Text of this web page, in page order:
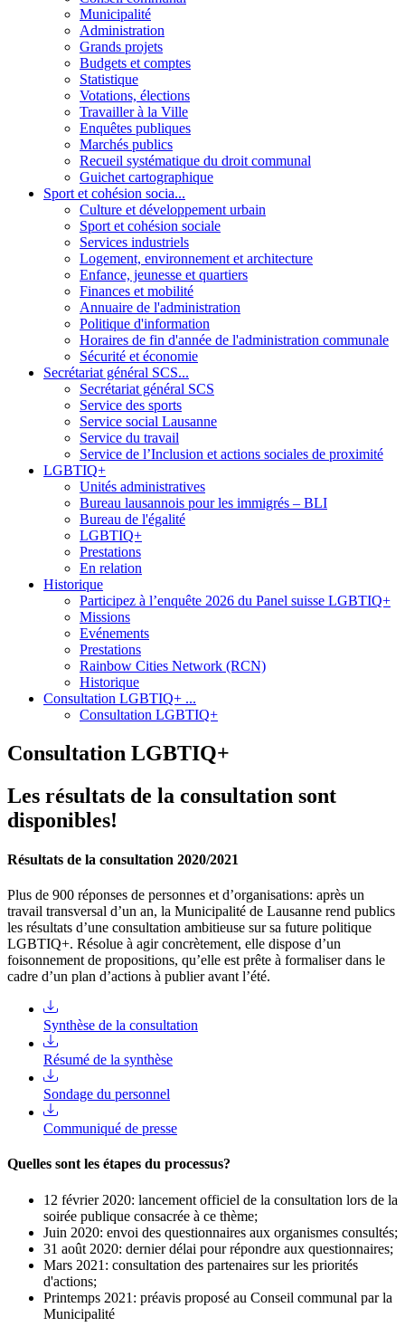
Municipalité
Administration
Grands projets
Budgets et comptes
Statistique
Votations, élections
Travailler à la Ville
Enquêtes publiques
Marchés publics
Recueil systématique du droit communal
Guichet cartographique
Sport et cohésion socia...
Culture et développement urbain
Sport et cohésion sociale
Services industriels
Logement, environnement et architecture
Enfance, jeunesse et quartiers
Finances et mobilité
Annuaire de l'administration
Politique d'information
Horaires de fin d'année de l'administration communale
Sécurité et économie
Secrétariat général SCS...
Secrétariat général SCS
Service des sports
Service social Lausanne
Service du travail
Service de l’Inclusion et actions sociales de proximité
LGBTIQ+
Unités administratives
Bureau lausannois pour les immigrés – BLI
Bureau de l'égalité
LGBTIQ+
Prestations
En relation
Historique
Participez à l’enquête 2026 du Panel suisse LGBTIQ+
Missions
Evénements
Prestations
Rainbow Cities Network (RCN)
Historique
Consultation LGBTIQ+ ...
Consultation LGBTIQ+
Consultation LGBTIQ+
Les résultats de la consultation sont
disponibles!
Résultats de la consultation 2020/2021
Plus de 900 réponses de personnes et d’organisations: après un
travail transversal d’un an, la Municipalité de Lausanne rend publics
les résultats d’une consultation ambitieuse sur sa future politique
LGBTIQ+. Résolue à agir concrètement, elle dispose d’un
foisonnement de propositions, qu’elle est prête à formaliser dans le
cadre d’un plan d’actions à publier avant l’été.
Synthèse de la consultation
Résumé de la synthèse
Sondage du personnel
Communiqué de presse
Quelles sont les étapes du processus?
12 février 2020: lancement officiel de la consultation lors de la
soirée publique consacrée à ce thème;
Juin 2020: envoi des questionnaires aux organismes consultés;
31 août 2020: dernier délai pour répondre aux questionnaires;
Mars 2021: consultation des partenaires sur les priorités
d'actions;
Printemps 2021: préavis proposé au Conseil communal par la
Municipalité